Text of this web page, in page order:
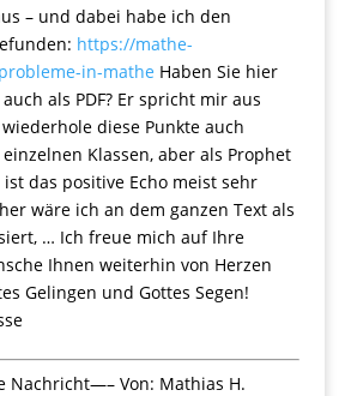
– und dabei habe ich den
https://mathe-
in-mathe Haben Sie hier
als PDF? Er spricht mir aus
diese Punkte auch
Klassen, aber als Prophet
das positive Echo meist sehr
wäre ich an dem ganzen Text als
… Ich freue mich auf Ihre
Ihnen weiterhin von Herzen
Gelingen und Gottes Segen!
Von: Mathias H.